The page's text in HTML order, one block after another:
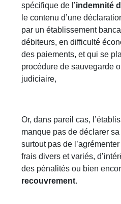
spécifique de l’indemnité
le contenu d’une
par un établissement
débiteurs, en difficulté
des paiements, et qui se
procédure de sauvegarde
judiciaire,
Or, dans pareil cas,
manque pas de déclarer
surtout pas de
frais divers et variés,
des pénalités ou bien
recouvrement.